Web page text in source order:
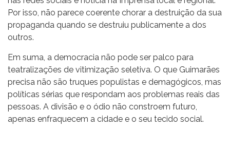
Por isso, não parece coerente chorar a destruição da sua
propaganda quando se destruiu publicamente a dos
outros.
Em suma, a democracia não pode ser palco para
teatralizações de vitimização seletiva. O que Guimarães
precisa não são truques populistas e demagógicos, mas
políticas sérias que respondam aos problemas reais das
pessoas. A divisão e o ódio não constroem futuro,
apenas enfraquecem a cidade e o seu tecido social.